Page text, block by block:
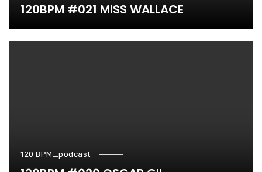
120BPM #021 MISS WALLACE
120 BPM_podcast